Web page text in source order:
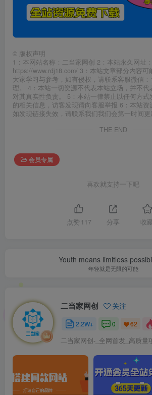
© 版权声明
1：本网站名称：二当家网创 2：本站永久网址：
https://www.rdj18.com/ 3：本站文章部分内容可
大家学习与参考，如有侵权，请联系客服微信
理。 4：本站一切资源不代表本站立场，并不
对其真实性负责。 5：本站一律禁止以任何方
的相关信息，访客发现请向客服举报 6：本站资
如发现链接失效，请联系我们我们会第一时间更
THE END
会员专属
喜欢就支持一下吧
点赞 117 分享 收
Youth means limitless
年轻就是无限的可能
二当家网创 关注
2.2W+ 0 62